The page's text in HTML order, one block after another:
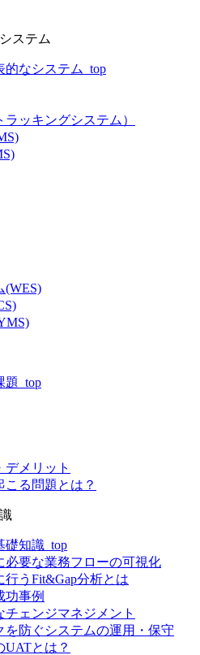
ステム
なシステム_top
ッキングシステム）
(WES)
題_top
メリット
こる問題とは？
礎知識_top
必要な業務フローの可視化
うFit&Gap分析とは
功事例
ェンジマネジメント
を防ぐシステムの運用・保守
とは？